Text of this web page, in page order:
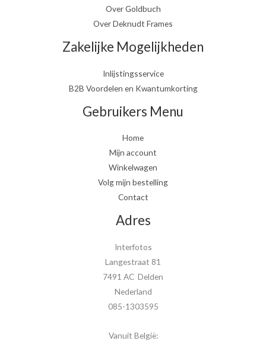
Over Goldbuch
Over Deknudt Frames
Zakelijke Mogelijkheden
Inlijstingsservice
B2B Voordelen en Kwantumkorting
Gebruikers Menu
Home
Mijn account
Winkelwagen
Volg mijn bestelling
Contact
Adres
Interfotos
Langestraat 81
7491 AC Delden
Nederland
085-1303595
Vanuit België: